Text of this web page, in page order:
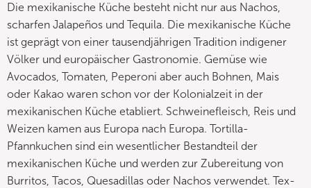
Die mexikanische Küche besteht nicht nur aus Nachos,
scharfen Jalapeños und Tequila. Die mexikanische Küche
ist geprägt von einer tausendjährigen Tradition indigener
Völker und europäischer Gastronomie. Gemüse wie
Avocados, Tomaten, Peperoni aber auch Bohnen, Mais
oder Kakao waren schon vor der Kolonialzeit in der
mexikanischen Küche etabliert. Schweinefleisch, Reis und
Weizen kamen aus Europa nach Europa. Tortilla-
Pfannkuchen sind ein wesentlicher Bestandteil der
mexikanischen Küche und werden zur Zubereitung von
Burritos, Tacos, Quesadillas oder Nachos verwendet. Tex-